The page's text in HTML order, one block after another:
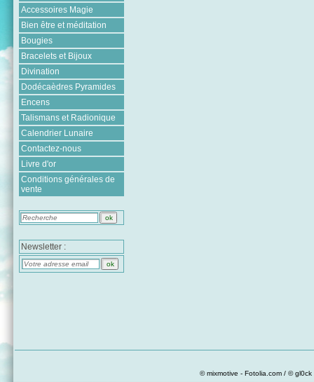
Accessoires Magie
Bien être et méditation
Bougies
Bracelets et Bijoux
Divination
Dodécaèdres Pyramides
Encens
Talismans et Radionique
Calendrier Lunaire
Contactez-nous
Livre d'or
Conditions générales de
vente
Newsletter :
© mixmotive - Fotolia.com / ©